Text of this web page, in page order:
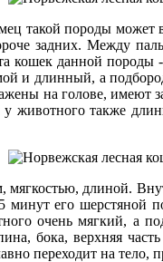
породы может
задних. Между
кошек данной
и длинный, а
на голове,
также
длиной.
его
очень мягкий, а
бока, верхняя
переходит на тело,